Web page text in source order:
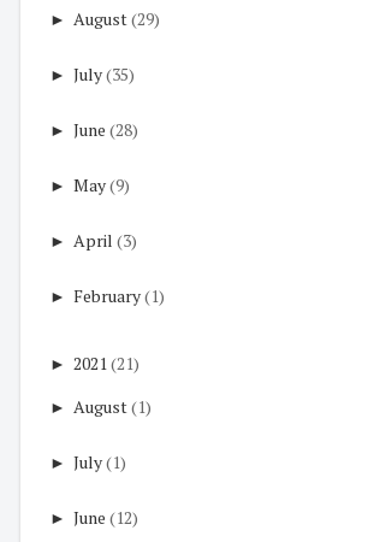
► August(29)
► July(35)
► June (28)
► May(9)
► April (3)
► February(1)
► 2021(21)
► August(1)
► July(1)
► June (12)